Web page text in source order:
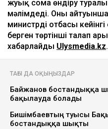
жуық сома өндіру туралы
мәлімдеді. Оның
министрдің отбасы
берген төртінші талап
хабарлайды Ulysmedia.kz.
ТАҒЫ ДА ОҚЫҢЫЗДАР
Байжанов бостандыққа
бақылауда болады
Бишімбаевтың туысы
бостандыққа шықты